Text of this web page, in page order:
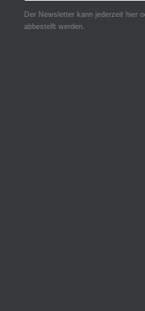
Der Newsletter kann jederzeit hier
abbestellt werden.